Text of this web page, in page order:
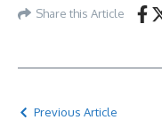
Share this Article
Previous Article